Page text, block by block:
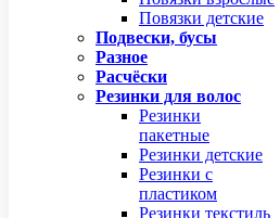
Повязки детские
Подвески, бусы
Разное
Расчёски
Резинки для волос
Резинки
пакетные
Резинки детские
Резинки с
пластиком
Резинки текстиль